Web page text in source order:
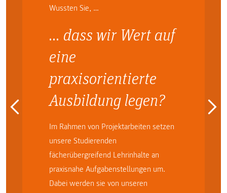
Wussten Sie, …
… dass wir Wert auf
eine
praxisorientierte
Ausbildung legen?
Im Rahmen von Projektarbeiten setzen
unsere Studierenden
fächerübergreifend Lehrinhalte an
praxisnahe Aufgabenstellungen um.
Dabei werden sie von unseren